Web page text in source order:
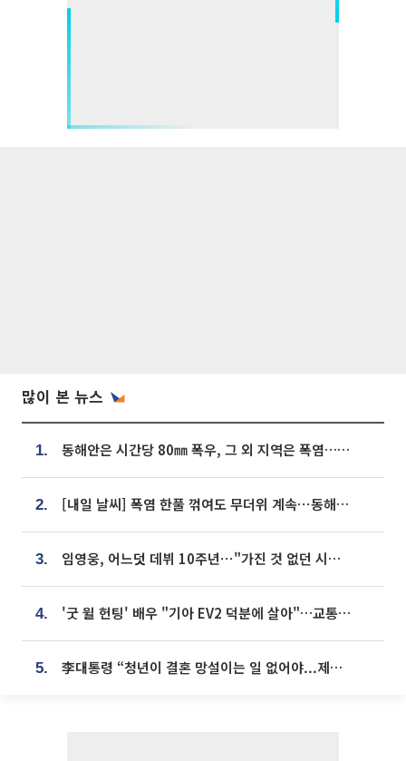
많이 본 뉴스
1. 동해안은 시간당 80㎜ 폭우, 그 외 지역은 폭염…‘극과 극 날씨’
2. [내일 날씨] 폭염 한풀 꺾여도 무더위 계속⋯동해안 이틀 연속 비
3. 임영웅, 어느덧 데뷔 10주년⋯"가진 것 없던 시절, 내 앞엔 20명의 팬뿐"
4. '굿 윌 헌팅' 배우 "기아 EV2 덕분에 살아"…교통사고 후 안전성 극찬
5. 李대통령 “청년이 결혼 망설이는 일 없어야...제도상 불이익 조사”